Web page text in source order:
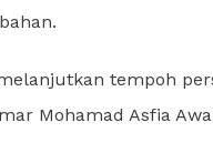
tempoh
Mohamad Asfia